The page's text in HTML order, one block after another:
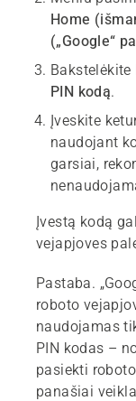
Home
(„Google“
Bakstelėkite
PIN kodą.
Įveskite
naudojant
garsiai,
Įvestą kodą
vejapjoves
Pastaba.
roboto
naudojamas
PIN kodas –
pasiekti
panašiai